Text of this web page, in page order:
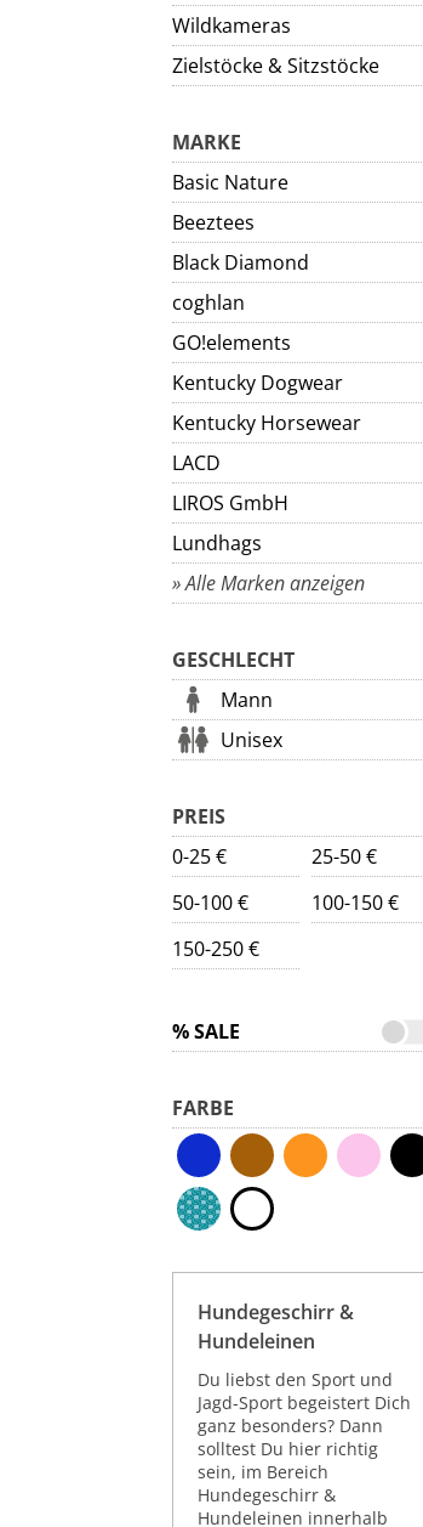
Wildkameras
Zielstöcke & Sitzstöcke
MARKE
Basic Nature
Beeztees
Black Diamond
coghlan
GO!elements
Kentucky Dogwear
Kentucky Horsewear
LACD
LIROS GmbH
Lundhags
» Alle Marken anzeigen
GESCHLECHT
Mann
Unisex
PREIS
0-25 €
25-50 €
50-100 €
100-150 €
150-250 €
% SALE
FARBE
Hundegeschirr &
Hundeleinen
Du liebst den Sport und
Jagd-Sport begeistert Dich
ganz besonders? Dann
solltest Du hier richtig
sein, im Bereich
Hundegeschirr &
Hundeleinen innerhalb